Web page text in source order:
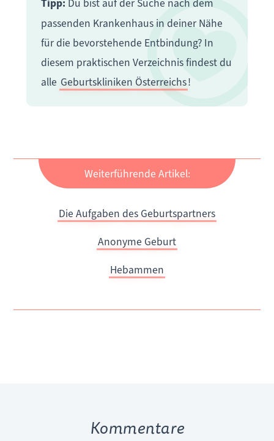
Tipp: Du bist auf der Suche nach dem
passenden Krankenhaus in deiner Nähe
für die bevorstehende Entbindung? In
diesem praktischen Verzeichnis findest du
alle Geburtskliniken Österreichs!
Weiterführende Artikel:
Die Aufgaben des Geburtspartners
Anonyme Geburt
Hebammen
Kommentare